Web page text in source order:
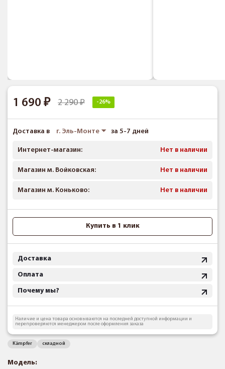
1 690 2 290 -26%
Доставка в г. Эль-Монте за 5-7 дней
Интернет-магазин: Нет в наличии
Магазин м. Войковская: Нет в наличии
Магазин м. Коньково: Нет в наличии
Купить в 1 клик
Доставка
Оплата
Почему мы?
Наличие и цена товара основываются на последней доступной информации и
перепроверяются менеджером после оформления заказа
Kämpfer складной
Модель: